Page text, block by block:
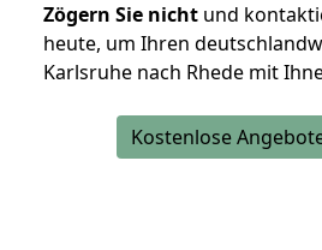
Zögern Sie nicht und
heute, um Ihren
Karlsruhe nach Rhede mit
Kostenlose